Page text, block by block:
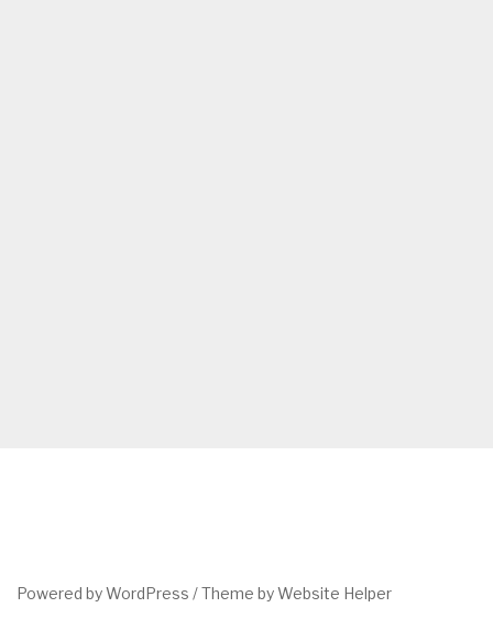
Powered by WordPress /Theme by Website Helper